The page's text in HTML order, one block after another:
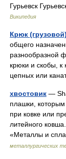
Гурьевск
Википедия
Крюк (грузовой)
общего
разнообразной
крюки и скобы,
цепных или
хвостовик —
плашки,
при ковке или
литейного
«Металлы и
металлургических